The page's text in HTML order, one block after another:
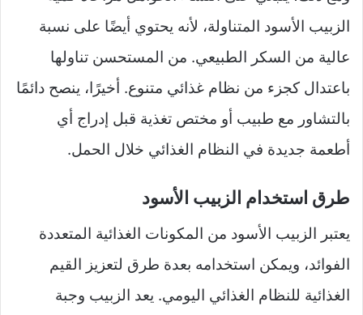
الزبيب الأسود المتناولة، لأنه يحتوي أيضًا على نسبة
عالية من السكر الطبيعي. من المستحسن تناولها
باعتدال كجزء من نظام غذائي متنوع. أخيرًا، ينصح دائمًا
بالتشاور مع طبيب أو مختص تغذية قبل إدراج أي
أطعمة جديدة في النظام الغذائي خلال الحمل.
طرق استخدام الزبيب الأسود
يعتبر الزبيب الأسود من المكونات الغذائية المتعددة
الفوائد، ويمكن استخدامه بعدة طرق لتعزيز القيم
الغذائية للنظام الغذائي اليومي. يعد الزبيب وجبة